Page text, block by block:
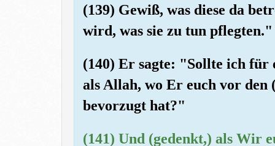
(139) Gewiß, was diese da
wird, was sie zu tun pflegten."
(140) Er sagte: "Sollte ich für
als Allah, wo Er euch vor den
bevorzugt hat?"
(141) Und (gedenkt,) als Wir